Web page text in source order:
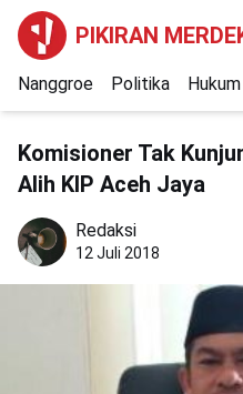
PIKIRAN
Nanggroe Politika Hukum
Komisioner Tak
Alih KIP Aceh Jaya
Redaksi
12 Juli 2018